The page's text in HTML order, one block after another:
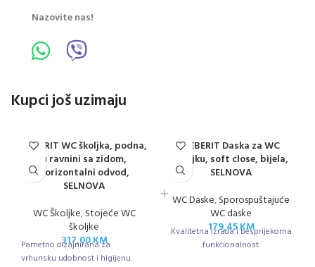
Nazovite nas!
Kupci još uzimaju
GEBERIT WC školjka, podna,
u ravnini sa zidom,
horizontalni odvod,
SELNOVA
WC Školjke,Stojeće WC
školjke
317,00KM
Pametno dizajnirana za
vrhunsku udobnost i higijenu.
GEBERIT Daska za WC
Školjku, soft close, bijela,
SELNOVA
WC Daske,Sporospuštajuće
WC daske
179,45KM
Kvalitetna izrada i besprijekorna
funkcionalnost.